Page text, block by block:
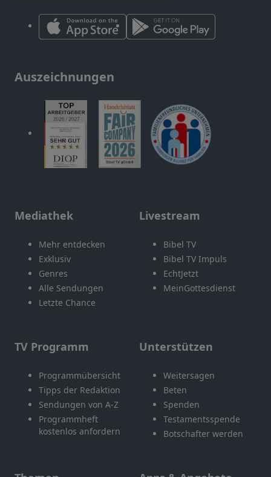
Auszeichnungen
Mediathek
Mehr entdecken
Exklusiv
Genres
Alle Sendungen
Letzte Chance
Livestream
Bibel TV
Bibel TV Impuls
EchtJetzt
MeinGottesdienst
TV Programm
Programmübersicht
Tipps der Redaktion
Sendungen von A-Z
Programmheft
kostenlos anfordern
Unterstützen
Weitersagen
Beten
Spenden
Testamentsspende
Botschafter werden